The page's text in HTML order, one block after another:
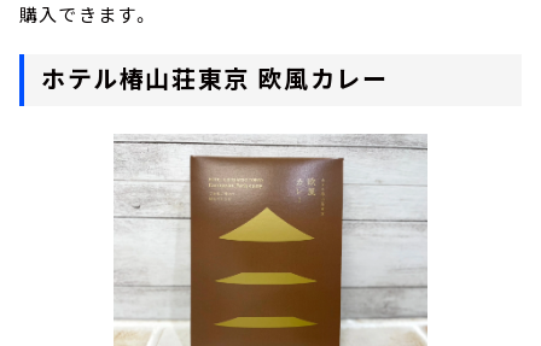
購入できます。
ホテル椿山荘東京 欧風カレー